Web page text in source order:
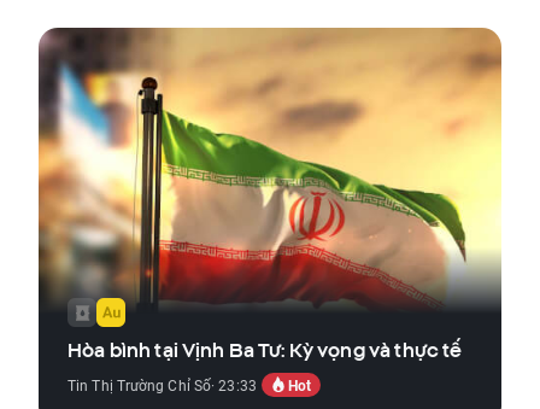
Hòa bình tại Vịnh Ba Tư: Kỳ vọng và thực tế
Tin Thị Trường Chỉ Số· 23:33 Hot